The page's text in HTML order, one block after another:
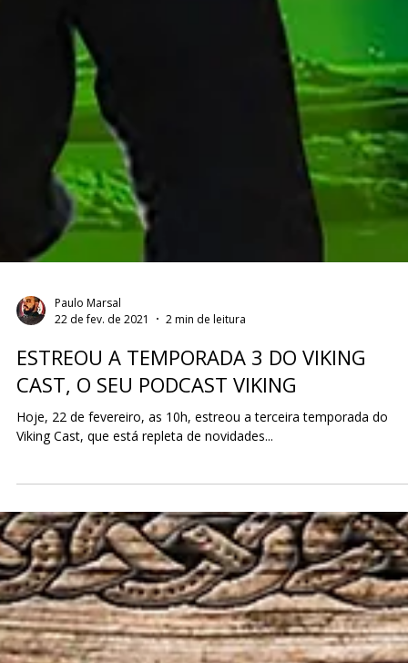
22 de fev. de 2021
2 min de leitura
ESTREOU A TEMPORADA 3 DO VIKING
CAST, O SEU PODCAST VIKING
Hoje, 22 de fevereiro, as 10h, estreou a terceira temporada do
Viking Cast, que está repleta de novidades...